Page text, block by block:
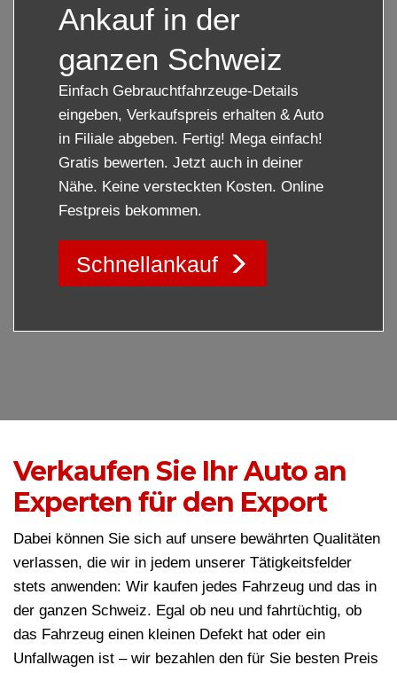
Ankauf in der
ganzen Schweiz
Einfach Gebrauchtfahrzeuge-Details
eingeben, Verkaufspreis erhalten & Auto
in Filiale abgeben. Fertig! Mega einfach!
Gratis bewerten. Jetzt auch in deiner
Nähe. Keine versteckten Kosten. Online
Festpreis bekommen.
Schnellankauf
Verkaufen Sie Ihr Auto an
Experten für den Export
Dabei können Sie sich auf unsere bewährten Qualitäten
verlassen, die wir in jedem unserer Tätigkeitsfelder
stets anwenden: Wir kaufen jedes Fahrzeug und das in
der ganzen Schweiz. Egal ob neu und fahrtüchtig, ob
das Fahrzeug einen kleinen Defekt hat oder ein
Unfallwagen ist – wir bezahlen den für Sie besten Preis